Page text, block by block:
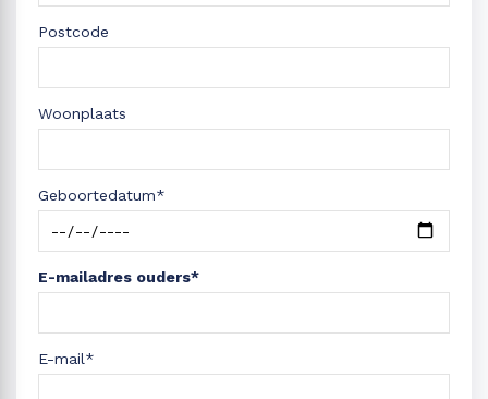
Postcode
Woonplaats
Geboortedatum*
E-mailadres ouders*
E-mail*